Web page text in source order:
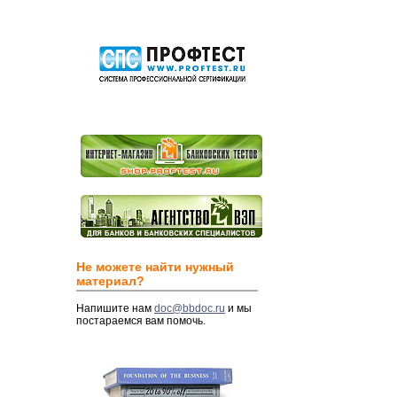
Не можете найти нужный
материал?
Напишите нам doc@bbdoc.ru и мы
постараемся вам помочь.